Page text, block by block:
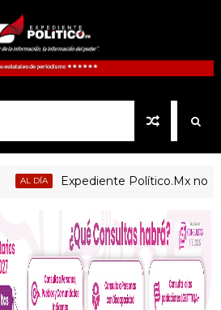
Expediente Político.Mx no 1126